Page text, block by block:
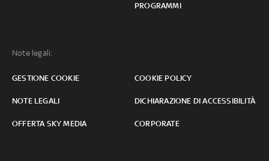
PROGRAMMI
Note legali:
GESTIONE COOKIE COOKIE POLICY
NOTE LEGALI DICHIARAZIONE DI ACCESSIBILITÀ
OFFERTA SKY MEDIA CORPORATE